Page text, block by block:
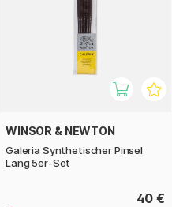
WINSOR & NEWTON
Galeria Synthetischer Pinsel
Lang 5er-Set
40 €